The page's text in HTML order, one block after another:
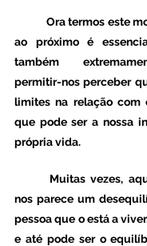
	Ora termos este movimento de ajuda
ao próximo é
também
permitir-nos perceber
limites na relação com
que pode ser a nossa
própria vida.
nos parece um
pessoa que o está a
e até pode ser o